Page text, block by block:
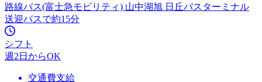
路線バス(富士急モビリティ) 山中湖旭 日丘バスターミナル
送迎バスで約15分
シフト
週2日からOK
交通費支給